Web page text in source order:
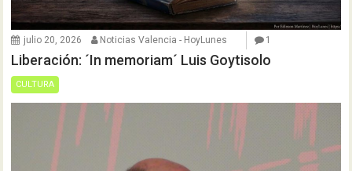
julio 20, 2026 Noticias Valencia - HoyLunes 1
Liberación: ´In memoriam´ Luis Goytisolo
CULTURA